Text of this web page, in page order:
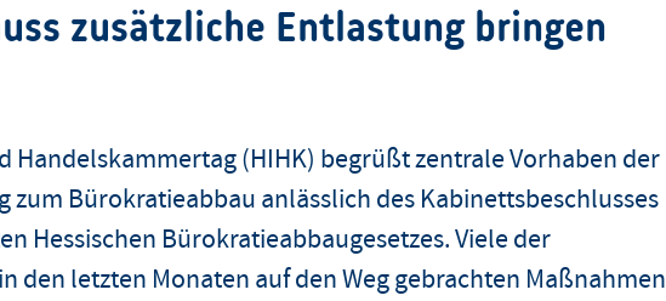
zusätzliche Entlastung bringen
Handelskammertag (HIHK) begrüßt zentrale Vorhaben der
zum Bürokratieabbau anlässlich des Kabinettsbeschlusses
Hessischen Bürokratieabbaugesetzes. Viele der
den letzten Monaten auf den Weg gebrachten Maßnahmen